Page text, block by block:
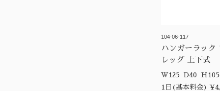
104-06-117
ハンガーラック
レッグ 上下式
W125 D40
1日(基本料金)